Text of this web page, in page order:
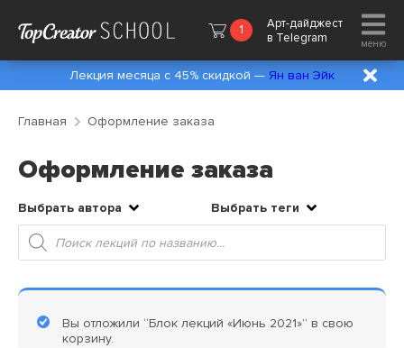
1
Арт-дайджест
в Telegram меню
Лекция месяца с 45% скидкой — Ян ван Эйк
Главная Оформление заказа
Оформление заказа
Выбрать автора
Выбрать теги
Поиск
товаров
Вы отложили “Блок лекций «Июнь 2021»” в свою
корзину.